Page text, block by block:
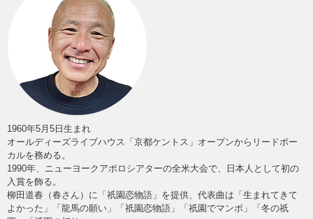
1960年5月5日生まれ
オールディーズライブハウス「京都ケントス」オープンからリードボー
カルを務める。
1990年、ニューヨークアポロシアターの全米大会で、日本人として初の
入賞を飾る。
柳田道春（春さん）に「祇園恋物語」を提供、代表曲は「生まれてきて
よかった」「龍馬の願い」「祇園恋物語」「祇園でマンボ」「冬の祇